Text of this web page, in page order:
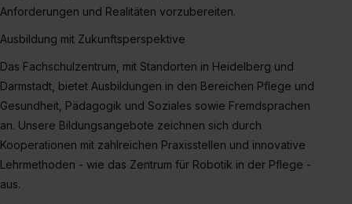
Anforderungen und Realitäten vorzubereiten.
Ausbildung mit Zukunftsperspektive
Das Fachschulzentrum, mit Standorten in Heidelberg und
Darmstadt, bietet Ausbildungen in den Bereichen Pflege und
Gesundheit, Pädagogik und Soziales sowie Fremdsprachen
an. Unsere Bildungsangebote zeichnen sich durch
Kooperationen mit zahlreichen Praxisstellen und innovative
Lehrmethoden - wie das Zentrum für Robotik in der Pflege -
aus.